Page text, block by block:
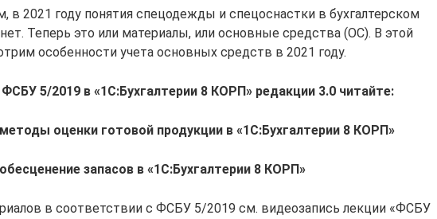
в 2021 году понятия спецодежды и спецоснастки в бухгалтерском
Теперь это или материалы, или основные средства (ОС). В этой
особенности учета основных средств в 2021 году.
5/2019 в «1С:Бухгалтерии 8 КОРП» редакции 3.0 читайте:
оценки готовой продукции в «1С:Бухгалтерии 8 КОРП»
запасов в «1С:Бухгалтерии 8 КОРП»
в соответствии с ФСБУ 5/2019 см. видеозапись лекции «ФСБУ